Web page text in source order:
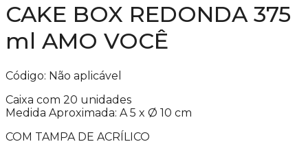
CAKE BOX REDONDA 375
ml AMO VOCÊ
Código: Não aplicável
Caixa com 20 unidades
Medida Aproximada: A 5 x Ø 10 cm
COM TAMPA DE ACRÍLICO